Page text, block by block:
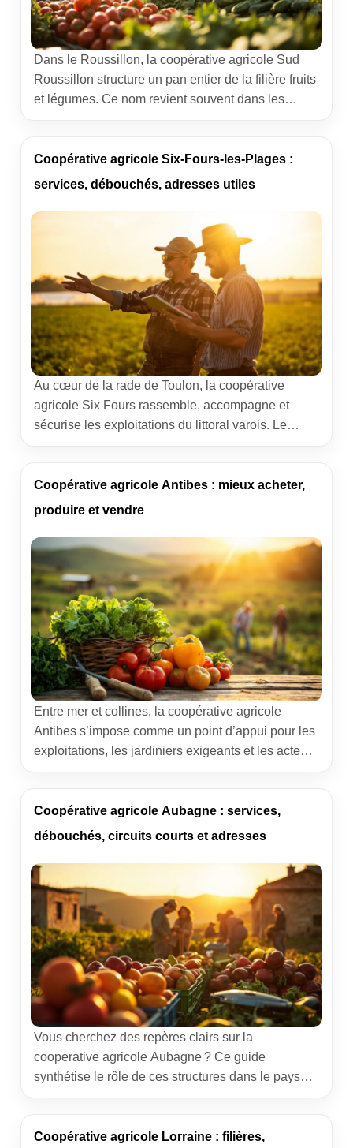
Dans le Roussillon, la coopérative agricole Sud
Roussillon structure un pan entier de la filière fruits
et légumes. Ce nom revient souvent dans les
débouchés : il s’agit de faire vivre un terroir,
d’outiller des producteurs, et de garantir des
Coopérative agricole Six-Fours-les-Plages :
services, débouchés, adresses utiles
Au cœur de la rade de Toulon, la coopérative
agricole Six Fours rassemble, accompagne et
sécurise les exploitations du littoral varois. Le
gouvernance et adresses utiles. L’enjeu dépasse
l’approvisionnement : il s’agit d’un outil de filière,
Coopérative agricole Antibes : mieux acheter,
produire et vendre
Entre mer et collines, la coopérative agricole
Antibes s’impose comme un point d’appui pour les
exploitations, les jardiniers exigeants et les acteurs
acheter, mieux produire et mieux vendre sur le
bassin antibois. Coopérative agricole Antibes : rôle
Coopérative agricole Aubagne : services,
débouchés, circuits courts et adresses
Vous cherchez des repères clairs sur la
cooperative agricole Aubagne ? Ce guide
synthétise le rôle de ces structures dans le pays
L’objectif : comprendre comment s’organise la
Coopérative agricole Lorraine : filières,